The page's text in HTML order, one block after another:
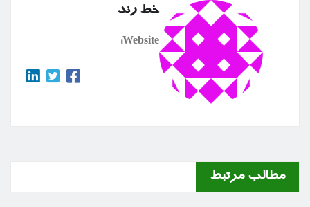
خط رند
Website:
مطالب مرتبط